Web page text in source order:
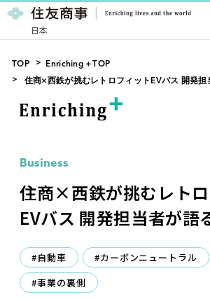
日本
TOP
Enriching＋TOP
住商×西鉄が挑むレトロフィットEVバス 開発担
Business
住商×西鉄が挑むレト
EVバス 開発担当者が語
#自動車
#カーボンニュートラル
#事業の裏側